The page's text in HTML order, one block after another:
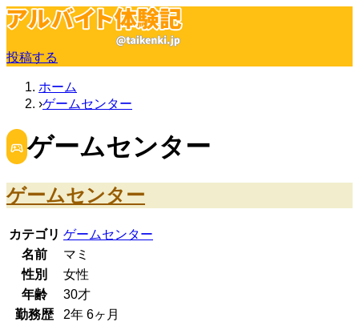
投稿する
ホーム
ゲームセンター
ゲームセンター
ゲームセンター
カテゴリ ゲームセンター
名前
マミ
性別
女性
年齢
30才
勤務歴
2年 6ヶ月